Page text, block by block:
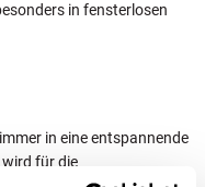
in fensterlosen
in eine entspannende
für die